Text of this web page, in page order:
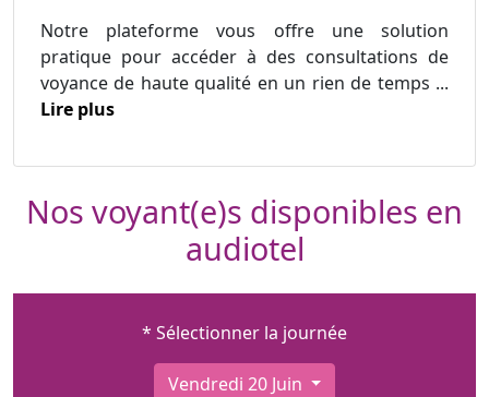
Notre plateforme vous offre une solution
pratique pour accéder à des consultations de
voyance de haute qualité en un rien de temps ...
Lire plus
Nos voyant(e)s disponibles en
audiotel
* Sélectionner la journée
Vendredi 20 Juin